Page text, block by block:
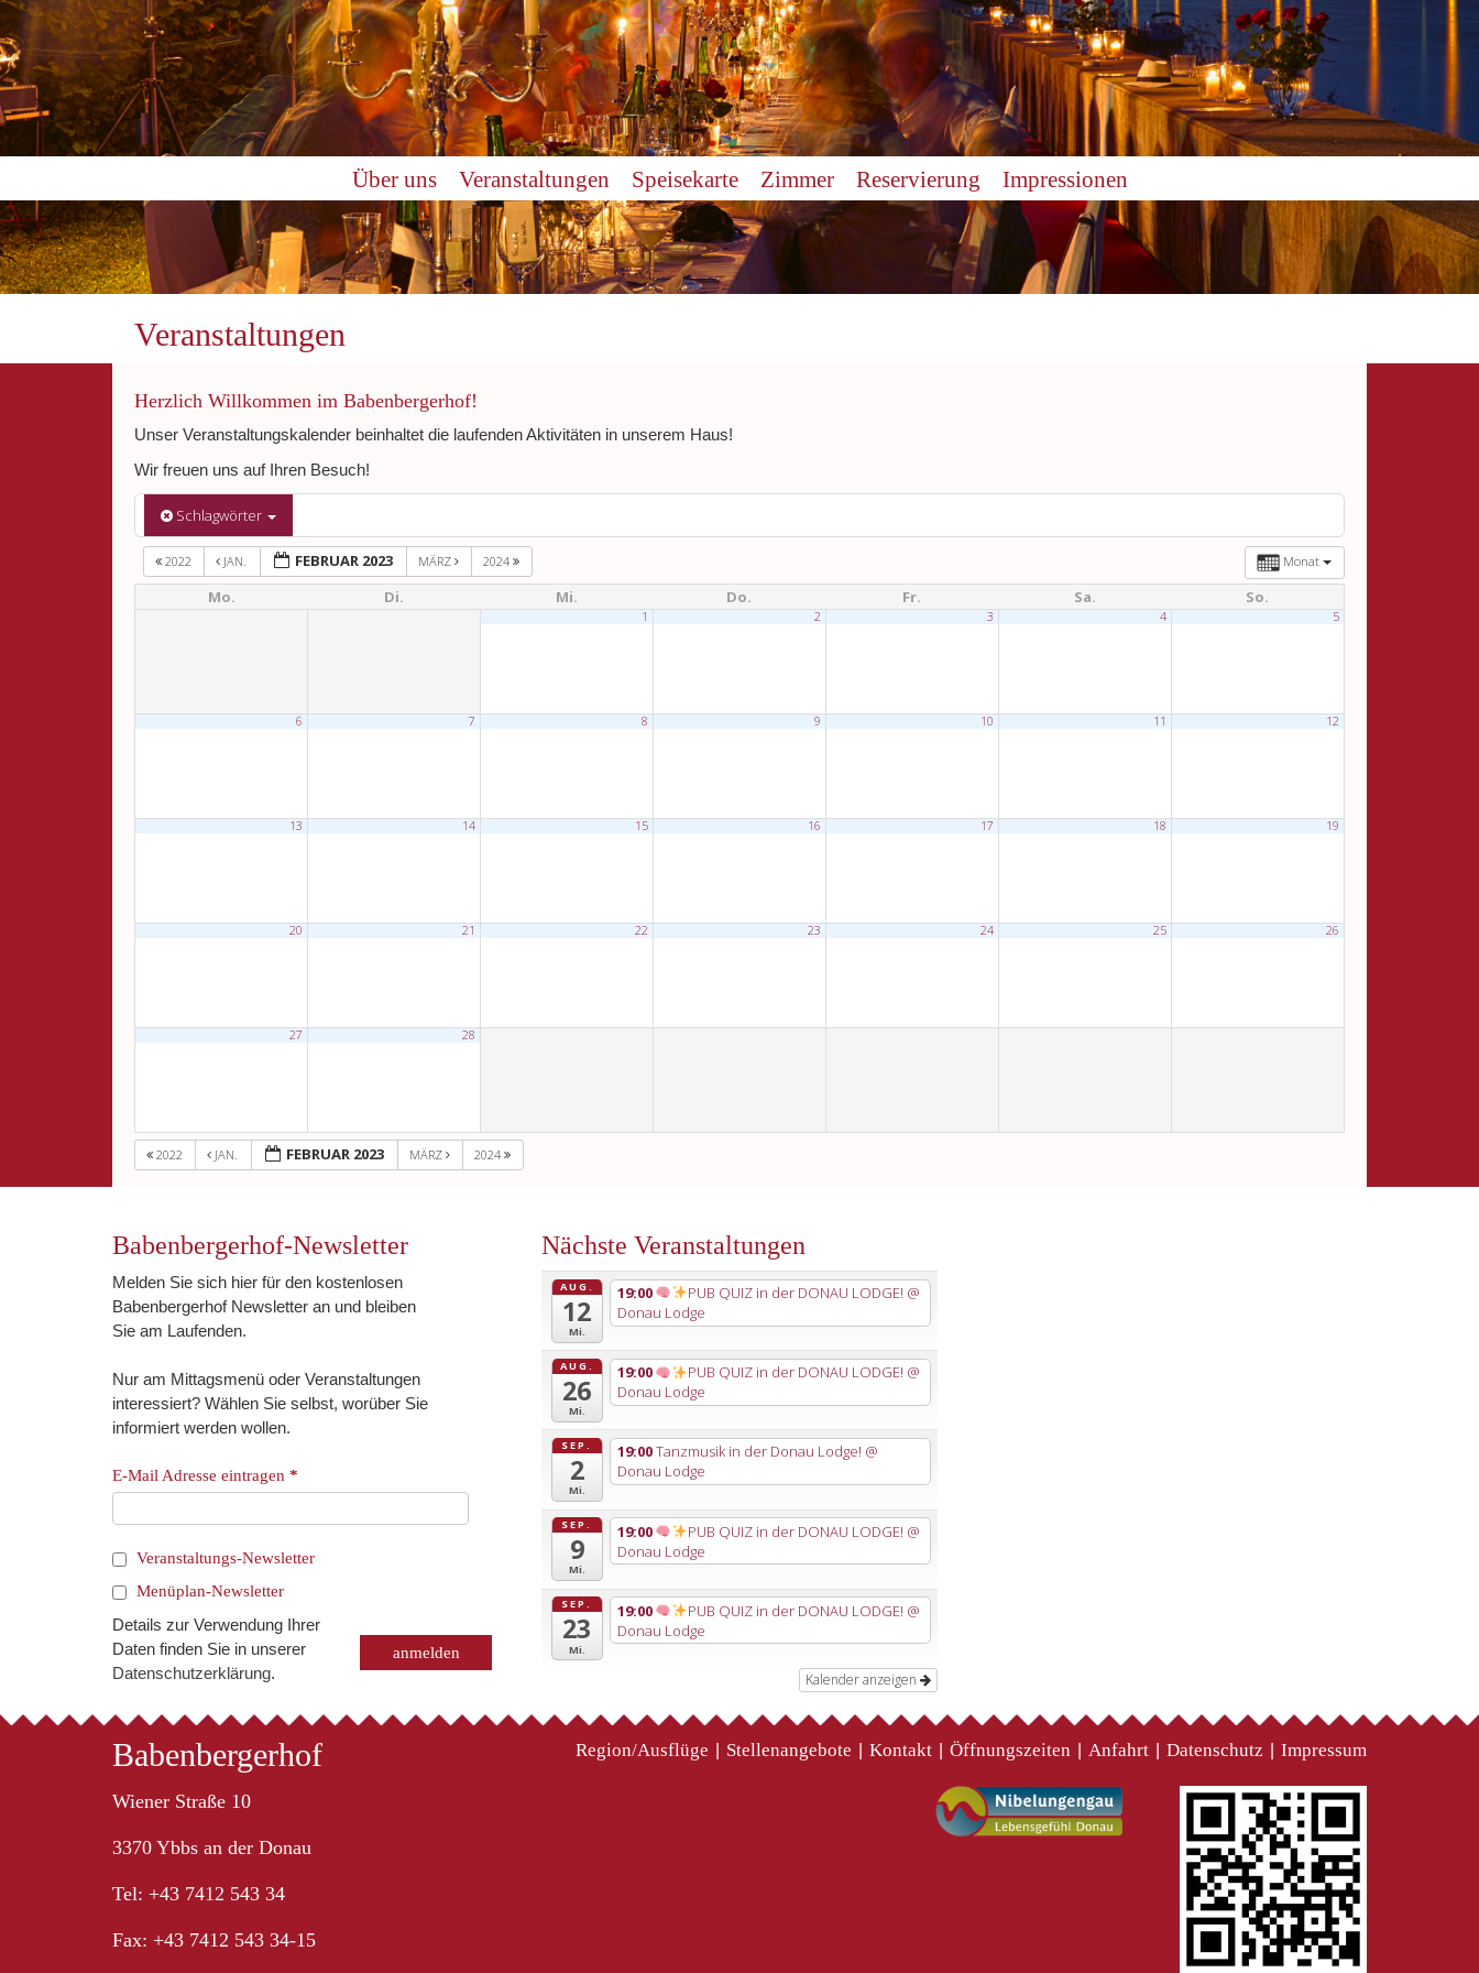
Über uns Veranstaltungen Speisekarte Zimmer Reservierung Impressionen
Veranstaltungen
Herzlich Willkommen im Babenbergerhof!
Unser Veranstaltungskalender beinhaltet die laufenden Aktivitäten in unserem Haus!
Wir freuen uns auf Ihren Besuch!
Schlagwörter
Monat
2022 JAN. FEBRUAR 2023 MÄRZ 2024
Mo. Di. Mi. Do. Fr. Sa. So.
1 2 3 4 5
6 7 8 9 10 11 12
13 14 15 16 17 18 19
20 21 22 23 24 25 26
27 28
2022 JAN. FEBRUAR 2023 MÄRZ 2024
Babenbergerhof-Newsletter
Melden Sie sich hier für den kostenlosen
Babenbergerhof Newsletter an und bleiben
Sie am Laufenden.
Nur am Mittagsmenü oder Veranstaltungen
interessiert? Wählen Sie selbst, worüber Sie
informiert werden wollen.
E-Mail Adresse eintragen *
Veranstaltungs-Newsletter
Menüplan-Newsletter
Details zur Verwendung Ihrer
Daten finden Sie in unserer
Datenschutzerklärung.
Nächste Veranstaltungen
AUG.
12
Mi.
19:00 PUB QUIZ in der DONAU LODGE! @
Donau Lodge
AUG.
26
Mi.
19:00 PUB QUIZ in der DONAU LODGE! @
Donau Lodge
SEP.
2
Mi.
19:00Tanzmusik in der Donau Lodge! @
Donau Lodge
SEP.
9
Mi.
19:00 PUB QUIZ in der DONAU LODGE! @
Donau Lodge
SEP.
23
Mi.
19:00 PUB QUIZ in der DONAU LODGE! @
Donau Lodge
Kalender anzeigen
Babenbergerhof
Wiener Straße 10
3370 Ybbs an der Donau
Tel: +43 7412 543 34
Fax: +43 7412 543 34-15
Region/Ausflüge Stellenangebote Kontakt Öffnungszeiten Anfahrt Datenschutz Impressum